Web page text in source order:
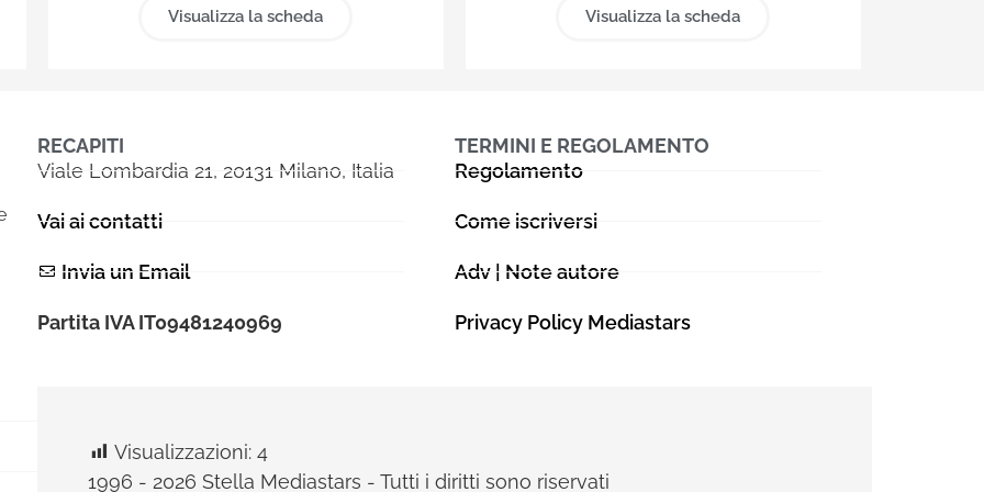
Visualizza la scheda Visualizza la scheda
RECAPITI
Viale Lombardia 21, 20131 Milano, Italia
Vai ai contatti
Invia un Email
Partita IVA IT09481240969
TERMINI E REGOLAMENTO
Regolamento
Come iscriversi
Adv | Note autore
Privacy Policy Mediastars
Visualizzazioni: 4
1996 - 2026 Stella Mediastars - Tutti i diritti sono riservati